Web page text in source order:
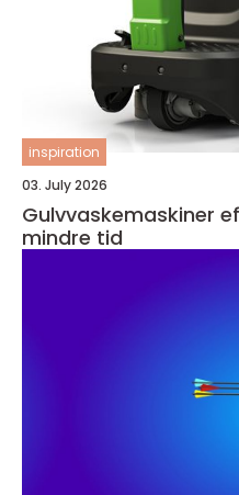
inspiration
03. July 2026
Gulvvaskemaskiner effektivt renhold på
mindre tid